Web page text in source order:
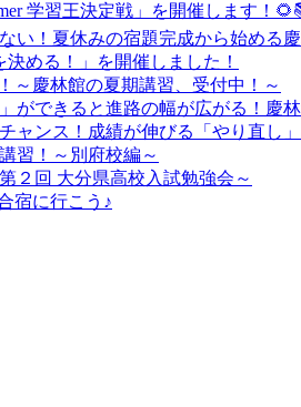
学習王決定戦」を開催します！
い！夏休みの宿題完成から始める
める！」を開催しました！
～慶林館の夏期講習、受付中！～
ができると進路の幅が広がる！慶
ャンス！成績が伸びる「やり直し
習！～別府校編～
２回 大分県高校入試勉強会～
宿に行こう♪